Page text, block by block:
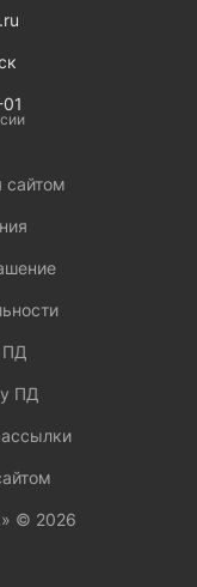
сайтом
ПД
ПД
© 2026